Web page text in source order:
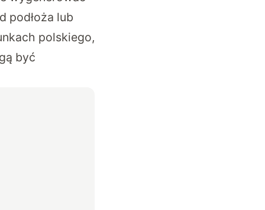
podłoża lub
polskiego,
być